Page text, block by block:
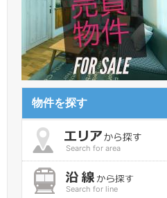
物件を探す
Search for area
Search for line